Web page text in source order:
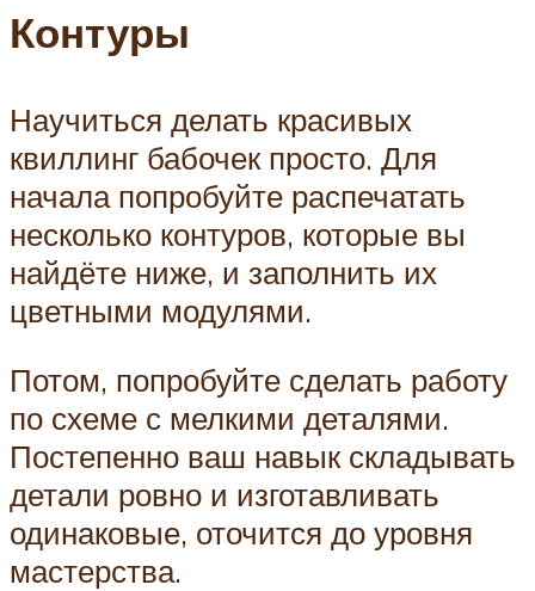
Контуры
Научиться делать красивых
квиллинг бабочек просто. Для
начала попробуйте распечатать
несколько контуров, которые вы
найдёте ниже, и заполнить их
цветными модулями.
Потом, попробуйте сделать работу
по схеме с мелкими деталями.
Постепенно ваш навык складывать
детали ровно и изготавливать
одинаковые, оточится до уровня
мастерства.